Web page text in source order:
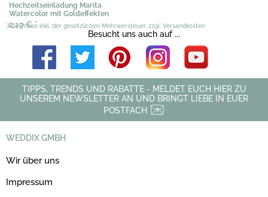
Hochzeitseinladung Marita
Watercolor mit Goldeffekten
2,19 €*
*Alle Preise inkl. der gesetzlichen Mehrwersteuer, zzgl. Versandkosten
Besucht uns auch auf ...
TIPPS, TRENDS UND RABATTE - MELDET EUCH HIER ZU
UNSEREM NEWSLETTER AN UND BRINGT LIEBE IN EUER
POSTFACH
WEDDIX GMBH
Wir über uns
Impressum